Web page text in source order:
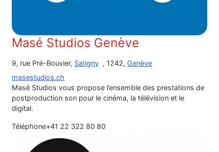
Masé Studios Genève
9, rue Pré-Bouvier, Satigny , 1242,Genève
masestudios.ch
Masé Studios vous propose l’ensemble des prestations de
postproduction son pour le cinéma, la télévision et le
digital.
Téléphone+41 22 322 80 80